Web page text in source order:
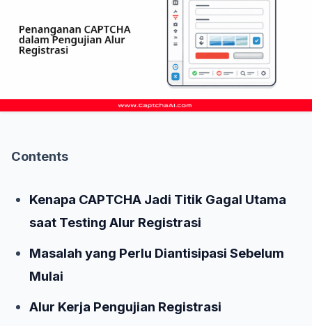
Contents
Kenapa CAPTCHA Jadi Titik Gagal Utama
saat Testing Alur Registrasi
Masalah yang Perlu Diantisipasi Sebelum
Mulai
Alur Kerja Pengujian Registrasi